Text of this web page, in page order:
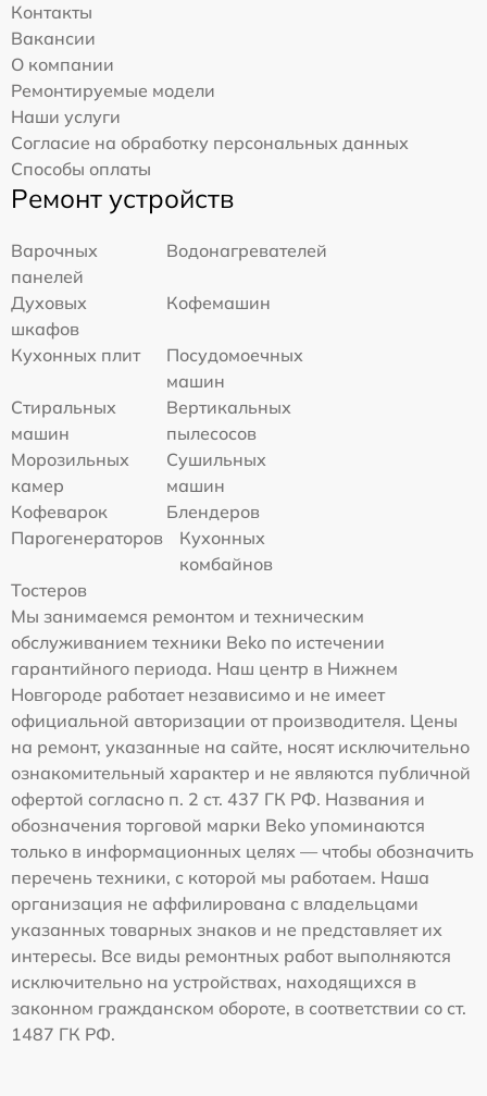
Контакты
Вакансии
О компании
Ремонтируемые модели
Наши услуги
Согласие на обработку персональных данных
Способы оплаты
Ремонт устройств
Варочных
панелей
Водонагревателей
Духовых
шкафов
Кофемашин
Кухонных плит
Посудомоечных
машин
Стиральных
машин
Вертикальных
пылесосов
Морозильных
камер
Сушильных
машин
Кофеварок
Блендеров
Парогенераторов
Кухонных
комбайнов
Тостеров
Мы занимаемся ремонтом и техническим
обслуживанием техники Beko по истечении
гарантийного периода. Наш центр в Нижнем
Новгороде работает независимо и не имеет
официальной авторизации от производителя. Цены
на ремонт, указанные на сайте, носят исключительно
ознакомительный характер и не являются публичной
офертой согласно п. 2 ст. 437 ГК РФ. Названия и
обозначения торговой марки Beko упоминаются
только в информационных целях — чтобы обозначить
перечень техники, с которой мы работаем. Наша
организация не аффилирована с владельцами
указанных товарных знаков и не представляет их
интересы. Все виды ремонтных работ выполняются
исключительно на устройствах, находящихся в
законном гражданском обороте, в соответствии со ст.
1487 ГК РФ.